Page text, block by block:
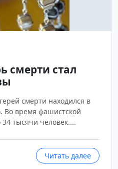
смерти стал
смерти находился в
Во время фашистской
тысячи человек....
Читать далее